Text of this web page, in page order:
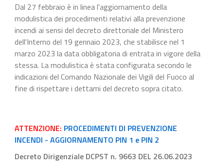
Dal 27 febbraio è in linea l'aggiornamento della
modulistica dei procedimenti relativi alla prevenzione
incendi ai sensi del decreto direttoriale del Ministero
dell'Interno del 19 gennaio 2023, che stabilisce nel 1
marzo 2023 la data obbligatoria di entrata in vigore della
stessa. La modulistica è stata configurata secondo le
indicazioni del Comando Nazionale dei Vigili del Fuoco al
fine di rispettare i dettami del decreto sopra citato.
ATTENZIONE: PROCEDIMENTI DI PREVENZIONE
INCENDI - AGGIORNAMENTO PIN 1 e PIN 2
Decreto Dirigenziale DCPST n. 9663 DEL 26.06.2023